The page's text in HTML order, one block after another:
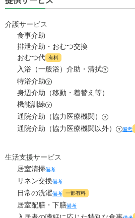
水道・光熱費
上乗せ介護費
その他
介護保険料
月額費用 ?
家賃
管理費 ?
食費 ?
水道・光熱費
上乗せ介護費 ?
介護保険料
介護サービス
食事介助
排泄介助・おむつ交換
おむつ代 有料
入浴（一般浴）介助・清拭 ?
特浴介助 ?
身辺介助（移動・着替え等）
機能訓練 ?
通院介助（協力医療機関） ?
通院介助（協力医療機関以外） ? 備考
生活支援サービス
居室清掃備考
リネン交換備考
日常の洗濯備考 一部有料
居室配膳・下膳備考